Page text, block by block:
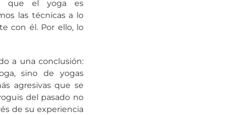
que el yoga es
las técnicas a lo
con él. Por ello, lo
a una conclusión:
sino de yogas
agresivas que se
del pasado no
de su experiencia